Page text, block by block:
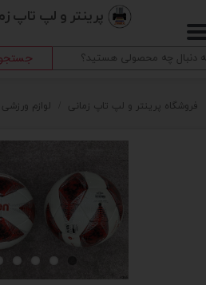
پرینتر و لپ تاپ
حساب کاربری من
تغییر گذر واژه
سفارشات
خروج از حساب کاربری
جستجو
فروشگاه پرینتر و لپ تاپ زمانی لوازم ورزشی